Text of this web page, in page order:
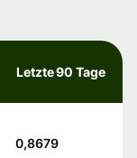
Letzte 90 Tage
0,8679